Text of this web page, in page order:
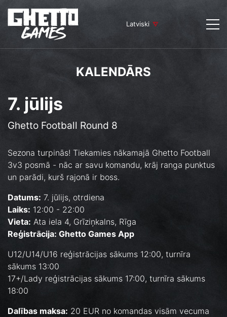
Latviski
KALENDĀRS
7. jūlijs
Ghetto Football Round 8
Sezona turpinās! Tiekamies nākamajā Ghetto Football
3v3 posmā - nāc ar savu komandu, krāj ranga punktus
un parādi, kurš rajonā ir boss.
Datums: 7. jūlijs, otrdiena
Laiks: 12:00 - 22:00
Vieta: Ata iela 4, Grīziņkalns, Rīga
Reģistrācija: Ghetto Games App
U12/U14/U16 reģistrācijas sākums 12:00, turnīra
sākums 13:00
17+/Lady reģistrācijas sākums 17:00, turnīra sākums
18:00
Dalības maksa: 20 EUR no komandas visām vecuma